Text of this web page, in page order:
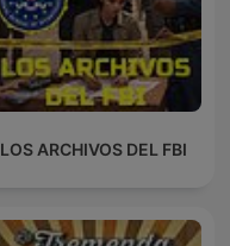
LOS ARCHIVOS DEL FBI